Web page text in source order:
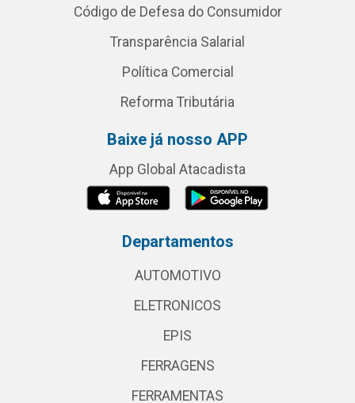
Código de Defesa do Consumidor
Transparência Salarial
Política Comercial
Reforma Tributária
Baixe já nosso APP
App Global Atacadista
Departamentos
AUTOMOTIVO
ELETRONICOS
EPIS
FERRAGENS
FERRAMENTAS